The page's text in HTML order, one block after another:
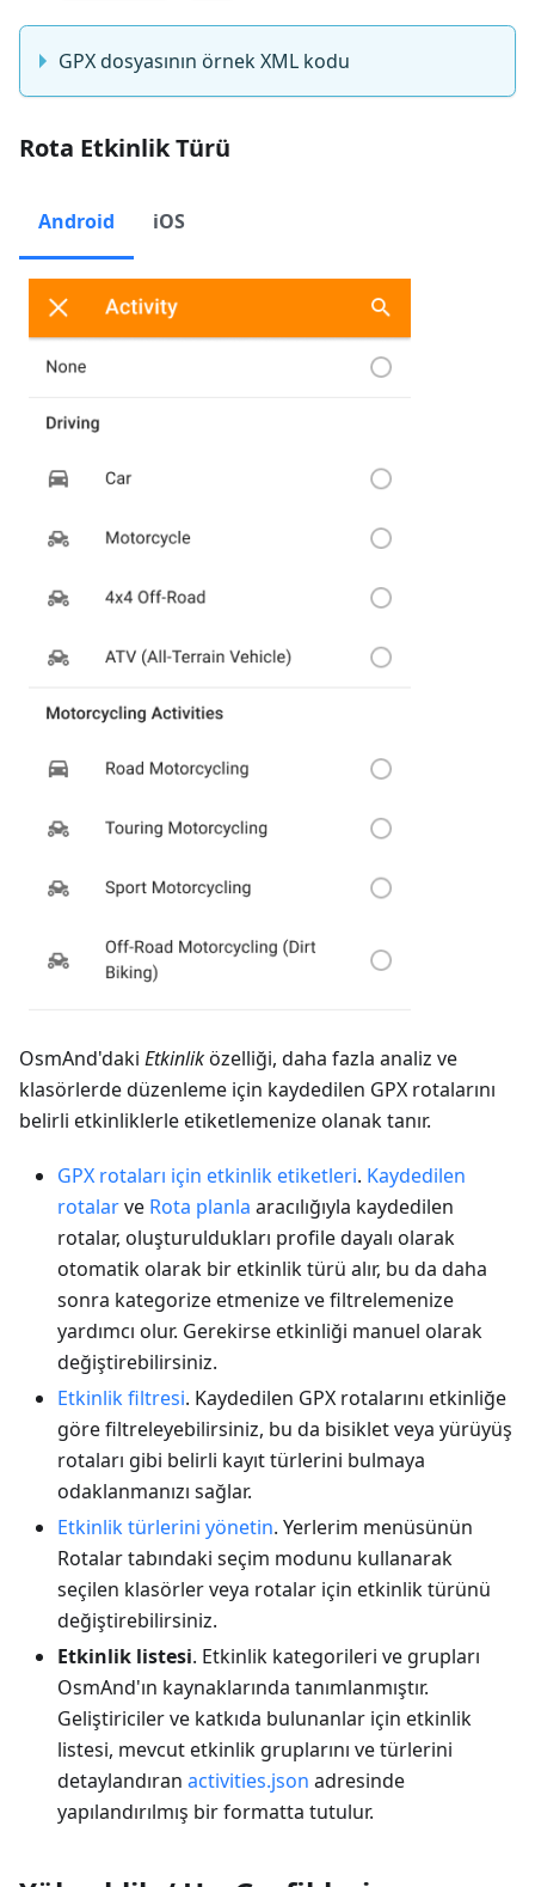
GPX dosyasının örnek XML kodu
Rota Etkinlik Türü
Android iOS
OsmAnd'daki Etkinliközelliği, daha fazla analiz ve
klasörlerde düzenleme için kaydedilen GPX rotalarını
belirli etkinliklerle etiketlemenize olanak tanır.
GPX rotaları için etkinlik etiketleri. Kaydedilen
rotalarve Rota planla aracılığıyla kaydedilen
rotalar, oluşturuldukları profile dayalı olarak
otomatik olarak bir etkinlik türü alır, bu da daha
sonra kategorize etmenize ve filtrelemenize
yardımcı olur. Gerekirse etkinliği manuel olarak
değiştirebilirsiniz.
Etkinlik filtresi. Kaydedilen GPX rotalarını etkinliğe
göre filtreleyebilirsiniz, bu da bisiklet veya yürüyüş
rotaları gibi belirli kayıt türlerini bulmaya
odaklanmanızı sağlar.
Etkinlik türlerini yönetin. Yerlerim menüsünün
Rotalar tabındaki seçim modunu kullanarak
seçilen klasörler veya rotalar için etkinlik türünü
değiştirebilirsiniz.
Etkinlik listesi. Etkinlik kategorileri ve grupları
OsmAnd'ın kaynaklarında tanımlanmıştır.
Geliştiriciler ve katkıda bulunanlar için etkinlik
listesi, mevcut etkinlik gruplarını ve türlerini
detaylandıran activities.json adresinde
yapılandırılmış bir formatta tutulur.